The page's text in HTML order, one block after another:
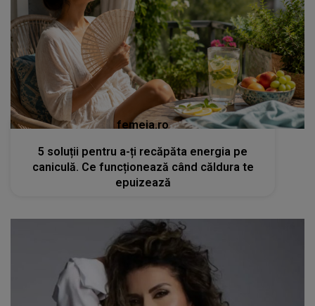
femeia.ro
5 soluții pentru a-ți recăpăta energia pe
caniculă. Ce funcționează când căldura te
epuizează